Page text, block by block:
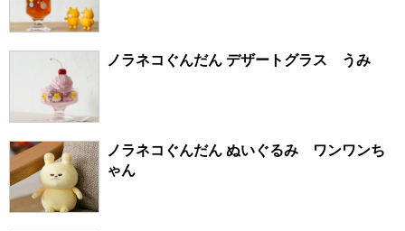
ノラネコぐんだん デザートグラス うみ
ノラネコぐんだん ぬいぐるみ ワンワンち
ゃん